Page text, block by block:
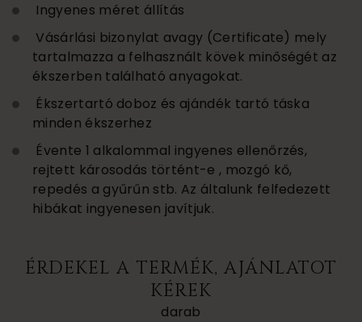
Ingyenes méret állítás
Vásárlási bizonylat avagy (Certificate) mely
tartalmazza a felhasznált kövek minőségét az
ékszerben található anyagokat.
Ékszertartó doboz és ajándék tartó táska
minden ékszerhez
Évente 1 alkalommal ingyenes ellenőrzés,
rejtett károsodás történt-e , mozgó kő,
repedés a gyűrűn stb. Az általunk felfedezett
hibákat ingyenesen javítjuk.
ÉRDEKEL A TERMÉK, AJÁNLATOT
KÉREK
darab